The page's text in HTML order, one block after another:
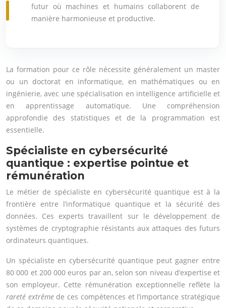
futur où machines et humains collaborent de
manière harmonieuse et productive.
La formation pour ce rôle nécessite généralement un master
ou un doctorat en informatique, en mathématiques ou en
ingénierie, avec une spécialisation en intelligence artificielle et
en apprentissage automatique. Une compréhension
approfondie des statistiques et de la programmation est
essentielle.
Spécialiste en cybersécurité
quantique : expertise pointue et
rémunération
Le métier de spécialiste en cybersécurité quantique est à la
frontière entre l’informatique quantique et la sécurité des
données. Ces experts travaillent sur le développement de
systèmes de cryptographie résistants aux attaques des futurs
ordinateurs quantiques.
Un spécialiste en cybersécurité quantique peut gagner entre
80 000 et 200 000 euros par an, selon son niveau d’expertise et
son employeur. Cette rémunération exceptionnelle reflète la
rareté extrêmede ces compétences et l’importance stratégique